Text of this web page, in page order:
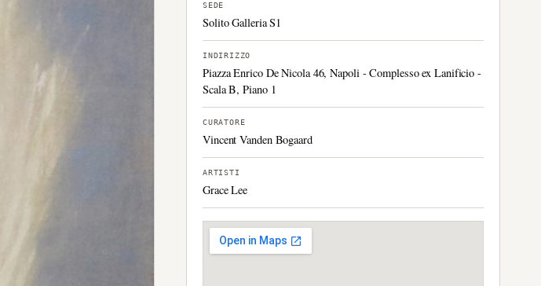
SEDE
Solito Galleria S1
INDIRIZZO
Piazza Enrico De Nicola 46, Napoli - Complesso ex Lanificio -
Scala B, Piano 1
CURATORE
Vincent Vanden Bogaard
ARTISTI
Grace Lee